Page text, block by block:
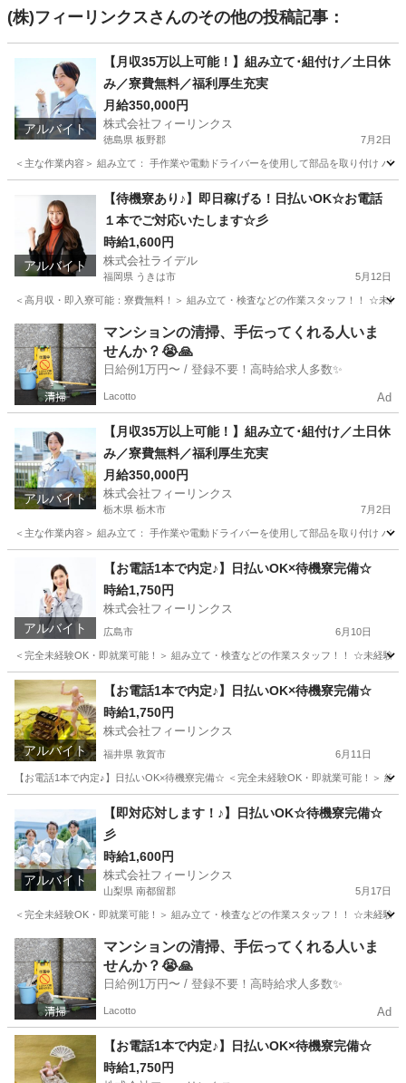
(株)フィーリンクスさんのその他の投稿記事：
アルバイト
【月収35万以上可能！】組み立て･組付け／土日休
み／寮費無料／福利厚生充実
月給350,000円
株式会社フィーリンクス
徳島県 板野郡 7月2日
＜主な作業内容＞ 組み立て： 手作業や電動ドライバーを使用して部品を取り付け バ
工場 電動
アルバイト
【待機寮あり♪】即日稼げる！日払いOK☆お電話
１本でご対応いたします☆彡
時給1,600円
株式会社ライデル
福岡県 うきは市 5月12日
＜高月収・即入寮可能：寮費無料！＞ 組み立て・検査などの作業スタッフ！！
福岡 うきは市 工場 時給
マンションの清掃、手伝ってくれる人いま
せんか？😭🙏
日給例1万円〜 / 登録不要！高時給求人多数✨
Lacotto Ad
アルバイト
【月収35万以上可能！】組み立て･組付け／土日休
み／寮費無料／福利厚生充実
月給350,000円
株式会社フィーリンクス
栃木県 栃木市 7月2日
＜主な作業内容＞ 組み立て： 手作業や電動ドライバーを使用して部品を取り付け バ
工場 電動
アルバイト
【お電話1本で内定♪】日払いOK×待機寮完備☆
時給1,750円
株式会社フィーリンクス
広島市 6月10日
＜完全未経験OK・即就業可能！＞ 組み立て・検査などの作業スタッフ！！ ☆未経
広島 広島市 工場 時給
アルバイト
【お電話1本で内定♪】日払いOK×待機寮完備☆
時給1,750円
株式会社フィーリンクス
福井県 敦賀市 6月11日
【お電話1本で内定♪】日払いOK×待機寮完備☆ ＜完全未経験OK・即就業可能！＞
工場 時給
アルバイト
【即対応対します！♪】日払いOK☆待機寮完備☆
彡
時給1,600円
株式会社フィーリンクス
山梨県 南都留郡 5月17日
＜完全未経験OK・即就業可能！＞ 組み立て・検査などの作業スタッフ！！ ☆未経
山梨 南都留郡 工場 時給
マンションの清掃、手伝ってくれる人いま
せんか？😭🙏
日給例1万円〜 / 登録不要！高時給求人多数✨
Lacotto Ad
【お電話1本で内定♪】日払いOK×待機寮完備☆
時給1,750円